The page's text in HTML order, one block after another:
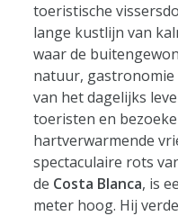
toeristische
lange kustlijn van
waar de
natuur,
van het dagelijks
toeristen en
hartverwarmende
spectaculaire rots
de Costa Blanca, is
meter hoog. Hij